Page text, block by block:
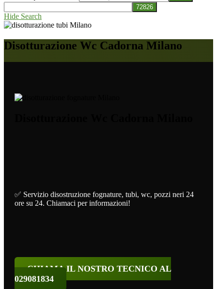
Hide Search
Disotturazione Wc Cadorna Milano
✅ Servizio disostruzione fognature, tubi, wc, pozzi neri 24
ore su 24. Chiamaci per informazioni!
CHIAMA IL NOSTRO TECNICO AL
029081834